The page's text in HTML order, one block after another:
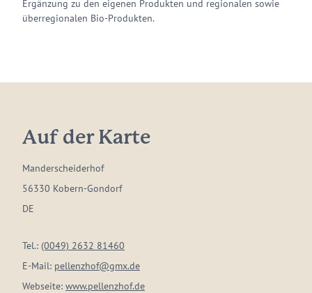
Ergänzung zu den eigenen Produkten und regionalen sowie
überregionalen Bio-Produkten.
Auf der Karte
Manderscheiderhof
56330 Kobern-Gondorf
DE
Tel.: (0049) 2632 81460
E-Mail: pellenzhof@gmx.de
Webseite: www.pellenzhof.de